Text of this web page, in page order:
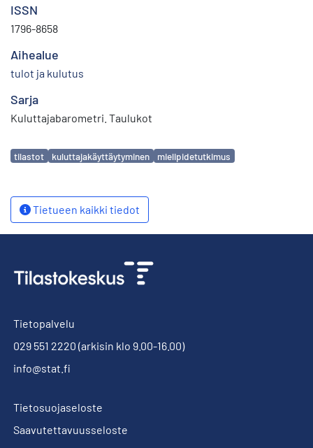
ISSN
1796-8658
Aihealue
tulot ja kulutus
Sarja
Kuluttajabarometri. Taulukot
Avainsanat
tilastot kuluttajakäyttäytyminen mielipidetutkimus
Tietueen kaikki tiedot
Tietopalvelu
029 551 2220 (arkisin klo 9.00-16.00)
info@stat.fi
Tietosuojaseloste
Saavutettavuusseloste